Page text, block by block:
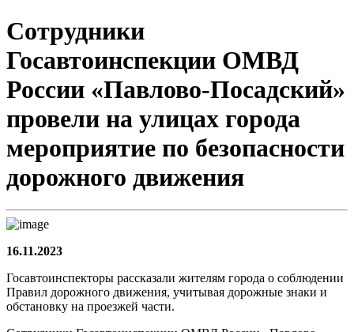
Сотрудники
Госавтоинспекции ОМВД
России «Павлово-Посадский»
провели на улицах города
мероприятие по безопасности
дорожного движения
16.11.2023
Госавтоинспекторы рассказали жителям города о соблюдении
Правил дорожного движения, учитывая дорожные знаки и
обстановку на проезжей части.